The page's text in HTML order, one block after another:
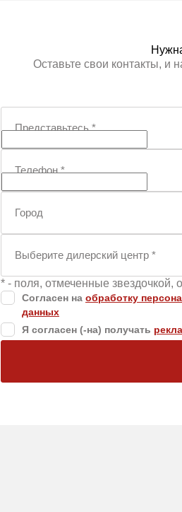
Оставьте свои контакты, и
Представьтесь*
Телефон*
Город
Выберите дилерский центр *
* - поля, отмеченные звездочкой,
Согласен на обработку
данных
Я согласен (-на) получать